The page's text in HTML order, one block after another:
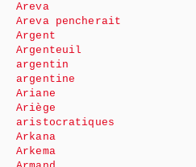
Areva
Areva pencherait
Argent
Argenteuil
argentin
argentine
Ariane
Ariège
aristocratiques
Arkana
Arkema